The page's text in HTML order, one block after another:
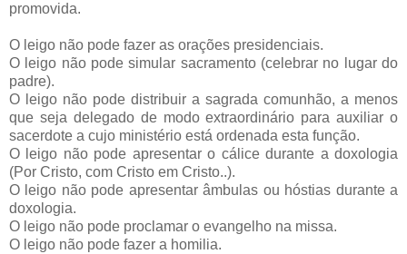
promovida.
O leigo não pode fazer as orações presidenciais.
O leigo não pode simular sacramento (celebrar no lugar do
padre).
O leigo não pode distribuir a sagrada comunhão, a menos
que seja delegado de modo extraordinário para auxiliar o
sacerdote a cujo ministério está ordenada esta função.
O leigo não pode apresentar o cálice durante a doxologia
(Por Cristo, com Cristo em Cristo..).
O leigo não pode apresentar âmbulas ou hóstias durante a
doxologia.
O leigo não pode proclamar o evangelho na missa.
O leigo não pode fazer a homilia.